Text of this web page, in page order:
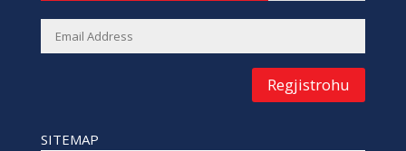
Regjistrohu
SITEMAP